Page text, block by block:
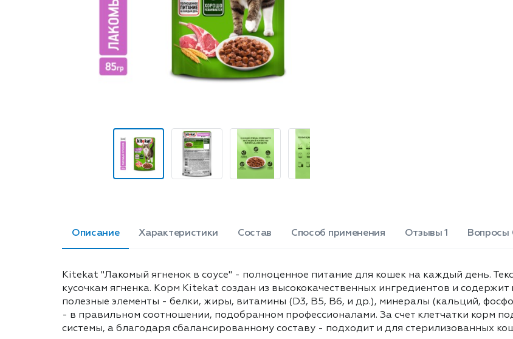
подходит и для стерилизованных
кошек. Масса 85г.
Описание Характеристики Состав Способ применения Отзывы 1 Вопросы
Kitekat "Лакомый ягненок в соусе" - полноценное питание для кошек на каждый день.
кусочкам ягненка. Корм Kitekat создан из высококачественных ингредиентов и
полезные элементы - белки, жиры, витамины (D3, B5, B6, и др.), минералы (кальций,
- в правильном соотношении, подобранном профессионалами. За счет клетчатки корм
системы, а благодаря сбалансированному составу - подходит и для стерилизованных